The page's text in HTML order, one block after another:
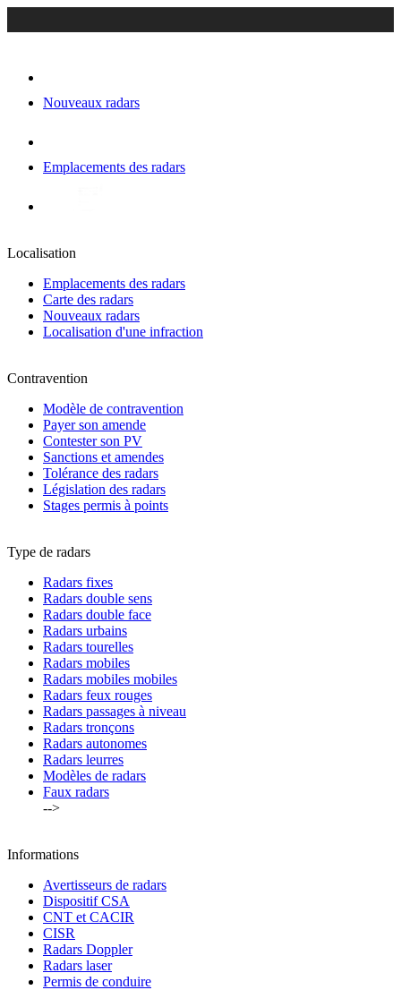
Nouveaux radars
Emplacements des radars
Localisation
Emplacements des radars
Carte des radars
Nouveaux radars
Localisation d'une infraction
Contravention
Modèle de contravention
Payer son amende
Contester son PV
Sanctions et amendes
Tolérance des radars
Législation des radars
Stages permis à points
Type de radars
Radars fixes
Radars double sens
Radars double face
Radars urbains
Radars tourelles
Radars mobiles
Radars mobiles mobiles
Radars feux rouges
Radars passages à niveau
Radars tronçons
Radars autonomes
Radars leurres
Modèles de radars
Faux radars
-->
Informations
Avertisseurs de radars
Dispositif CSA
CNT et CACIR
CISR
Radars Doppler
Radars laser
Permis de conduire